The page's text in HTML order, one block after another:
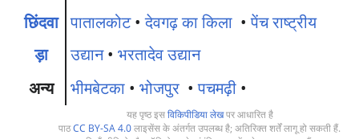
छिंदवा
ड़ा
पातालकोट•देवगढ़ का किला •पेंच राष्ट्रीय
उद्यान• भरतादेव उद्यान
अन्य
भीमबेटका • भोजपुर •पचमढ़ी •
यह पृष्ठ इसविकिपीडिया लेखपर आधारित है
पाठCC BY-SA 4.0लाइसेंस के अंतर्गत उपलब्ध है; अतिरिक्त शर्तें लागू हो सकती हैं.